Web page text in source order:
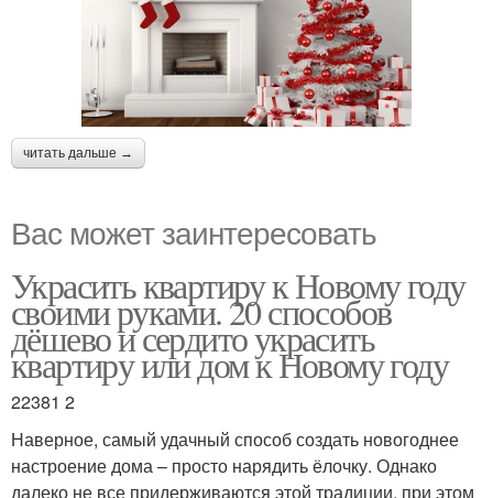
читать дальше →
Вас может заинтересовать
Украсить квартиру к Новому году
своими руками. 20 способов
дёшево и сердито украсить
квартиру или дом к Новому году
22381 2
Наверное, самый удачный способ создать новогоднее
настроение дома – просто нарядить ёлочку. Однако
далеко не все придерживаются этой традиции, при этом